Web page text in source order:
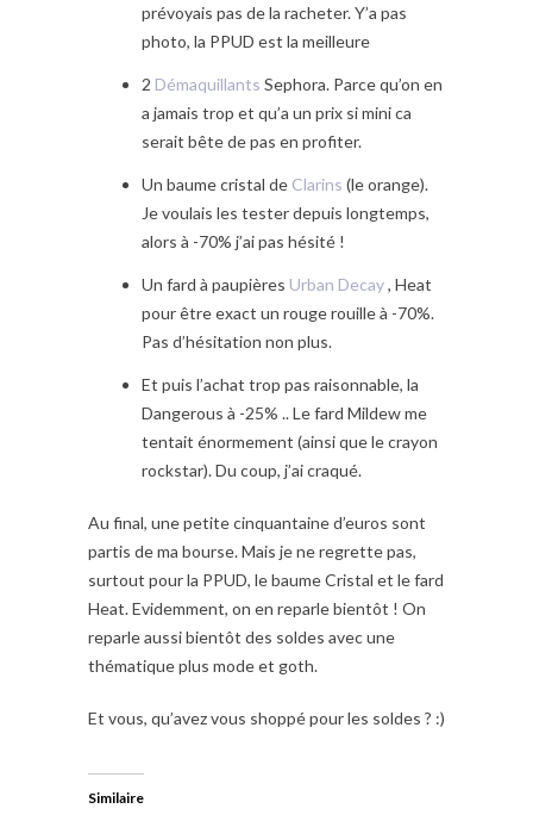
prévoyais pas de la racheter. Y’a pas
photo, la PPUD est la meilleure
2 Démaquillants Sephora. Parce qu’on en
a jamais trop et qu’a un prix si mini ca
serait bête de pas en profiter.
Un baume cristal de Clarins (le orange).
Je voulais les tester depuis longtemps,
alors à -70% j’ai pas hésité !
Un fard à paupières Urban Decay, Heat
pour être exact un rouge rouille à -70%.
Pas d’hésitation non plus.
Et puis l’achat trop pas raisonnable, la
Dangerous à -25% .. Le fard Mildew me
tentait énormement (ainsi que le crayon
rockstar). Du coup, j’ai craqué.
Au final, une petite cinquantaine d’euros sont
partis de ma bourse. Mais je ne regrette pas,
surtout pour la PPUD, le baume Cristal et le fard
Heat. Evidemment, on en reparle bientôt ! On
reparle aussi bientôt des soldes avec une
thématique plus mode et goth.
Et vous, qu’avez vous shoppé pour les soldes ? :)
Similaire